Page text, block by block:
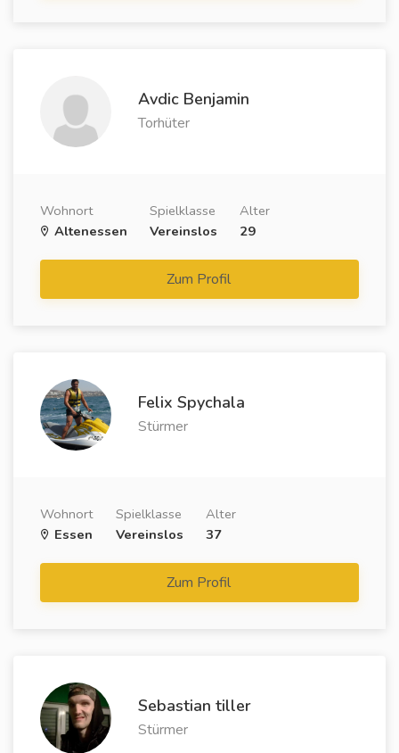
Avdic Benjamin
Torhüter
Wohnort
Altenessen
Spielklasse
Vereinslos
Alter
29
Zum Profil
Felix Spychala
Stürmer
Wohnort
Essen
Spielklasse
Vereinslos
Alter
37
Zum Profil
Sebastian tiller
Stürmer